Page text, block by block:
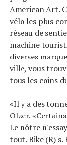
American Art.
vélo les plus
réseau de
machine
diverses
ville, vous
tous les coins
«Il y a des
Olzer.
Le nôtre
tout. Bike (R) s.